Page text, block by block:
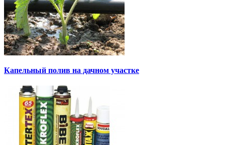
Капельный полив на дачном участке